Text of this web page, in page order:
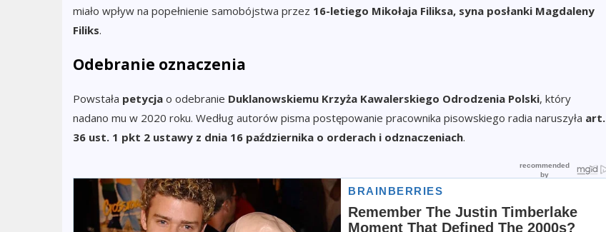
miało wpływ na popełnienie samobójstwa przez 16-letiego Mikołaja Filiksa, syna posłanki Magdaleny
Filiks.
Odebranie oznaczenia
Powstała petycja o odebranie Duklanowskiemu Krzyża Kawalerskiego Odrodzenia Polski, który
nadano mu w 2020 roku. Według autorów pisma postępowanie pracownika pisowskiego radia naruszyła art.
36 ust. 1 pkt 2 ustawy z dnia 16 października o orderach i odznaczeniach.